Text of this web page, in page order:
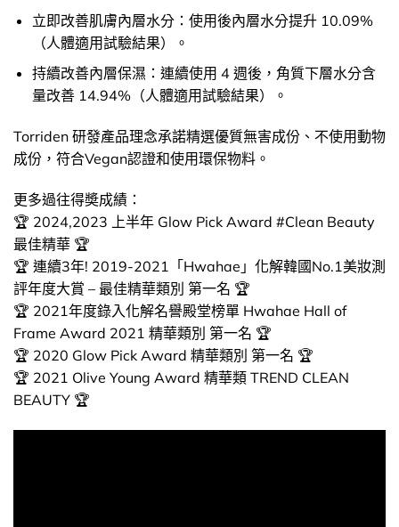
立即改善肌膚內層水分：使用後內層水分提升 10.09%
（人體適用試驗結果）。
持續改善內層保濕：連續使用 4 週後，角質下層水分含
量改善 14.94%（人體適用試驗結果）。
Torriden 研發產品理念承諾精選優質無害成份、不使用動物
成份，符合Vegan認證和使用環保物料。
更多過往得奬成績：
🏆 2024,2023 上半年 Glow Pick Award #Clean Beauty
最佳精華 🏆
🏆 連續3年! 2019-2021「Hwahae」化解韓國No.1美妝測
評年度大賞 – 最佳精華類別 第一名 🏆
🏆 2021年度錄入化解名譽殿堂榜單 Hwahae Hall of
Frame Award 2021 精華類別 第一名 🏆
🏆 2020 Glow Pick Award 精華類別 第一名 🏆
🏆 2021 Olive Young Award 精華類 TREND CLEAN
BEAUTY 🏆